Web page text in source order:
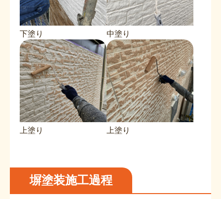
下塗り 中塗り
上塗り 上塗り
塀塗装施工過程